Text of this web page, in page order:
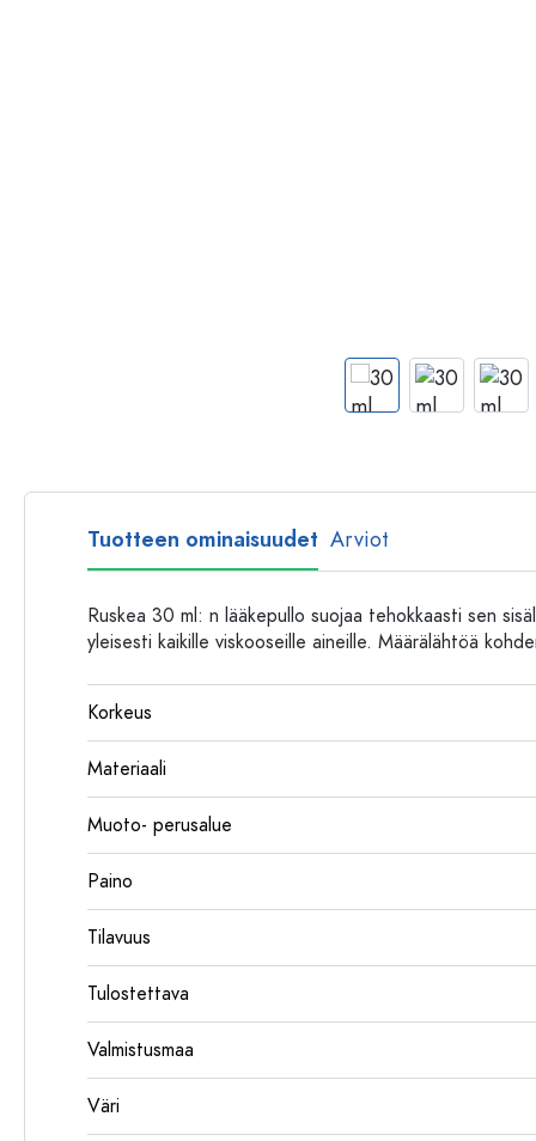
Tuotteen ominaisuudet Arviot
Ruskea 30 ml: n lääkepullo suojaa tehokkaasti sen
yleisesti kaikille viskooseille aineille. Määrälähtöä
Korkeus
Materiaali
Muoto- perusalue
Paino
Tilavuus
Tulostettava
Valmistusmaa
Väri